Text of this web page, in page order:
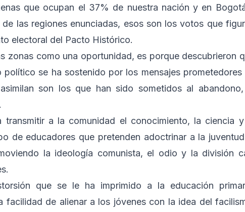
que ocupan el 37% de nuestra nación y en
las regiones enunciadas, esos son los votos que
electoral del Pacto Histórico.
zonas como una oportunidad, es porque descubrieron
se ha sostenido por los mensajes prometedores
son los que han sido sometidos al
a la comunidad el conocimiento, la ciencia
de educadores que pretenden adoctrinar a la
la ideología comunista, el odio y la división
que se le ha imprimido a la educación
facilidad de alienar a los jóvenes con la idea del